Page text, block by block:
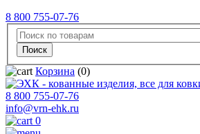
8 800 755-07-76
Корзина (0)
8 800 755-07-76
info@vrn-ehk.ru
0